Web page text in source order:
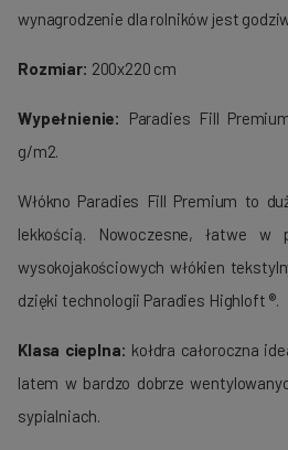
wynagrodzenie dla rolników jest
Rozmiar: 200x220 cm
Wypełnienie:
Paradies Fill
g/m2.
Włókno Paradies Fill Premium to
lekkością. Nowoczesne, łatwe w
wysokojakościowych włókien
dzięki technologii Paradies Highloft ®.
Klasa cieplna: kołdra całoroczna
latem w bardzo dobrze
sypialniach.